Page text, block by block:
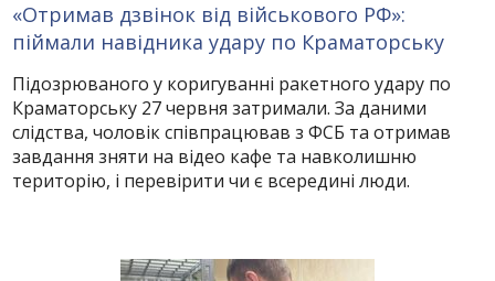
«Отримав дзвінок від військового РФ»:
піймали навідника удару по Краматорську
Підозрюваного у коригуванні ракетного удару по
Краматорську 27 червня затримали. За даними
слідства, чоловік співпрацював з ФСБ та отримав
завдання зняти на відео кафе та навколишню
територію, і перевірити чи є всередині люди.